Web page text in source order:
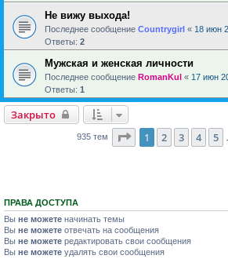
Не вижу выхода!
Последнее сообщение Countrygirl « 18 июн
Ответы: 2
Мужская и женская личности
Последнее сообщение RomanKul « 17 июн
Ответы: 1
Закрыто
935 тем Страница из 38
1 2 3 4 5
ПРАВА ДОСТУПА
Вы не можете начинать темы
Вы не можете отвечать на сообщения
Вы не можете редактировать свои сообщения
Вы не можете удалять свои сообщения